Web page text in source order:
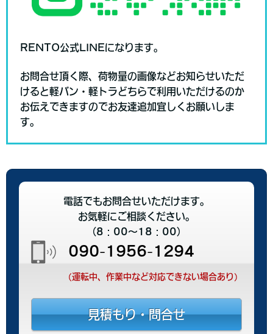
RENTO公式LINEになります。
お問合せ頂く際、荷物量の画像などお知らせいただ
けると軽バン・軽トラどちらで利用いただけるのか
お伝えできますのでお友達追加宜しくお願いしま
す。
電話でもお問合せいただけます。
お気軽にご相談ください。
（8：00～18：00）
090-1956-1294
(運転中、作業中など対応できない場合あり)
見積もり・問合せ